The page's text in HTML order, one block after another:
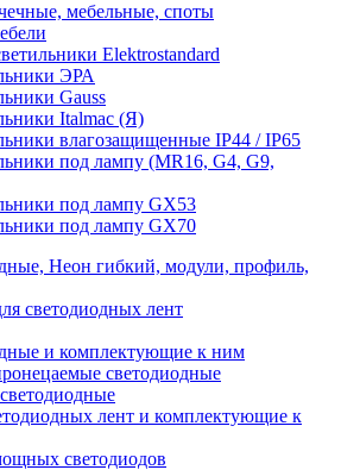
мебельные, споты
Elektrostandard
ЭРА
Gauss
Italmac (Я)
влагозащищенные IP44 / IP65
под лампу (MR16, G4, G9,
под лампу GX53
под лампу GX70
Неон гибкий, модули, профиль,
светодиодных лент
и комплектующие к ним
светодиодные
лент и комплектующие к
светодиодов